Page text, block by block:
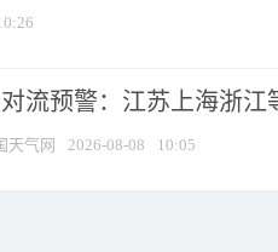
流预警：江苏上海浙江
天气网 2026-08-08 10:05